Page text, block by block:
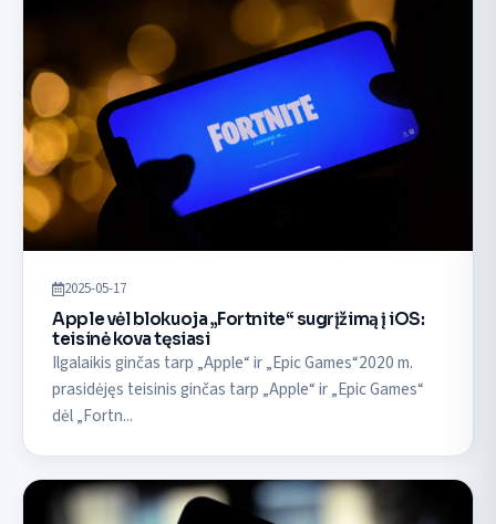
2025-05-17
Apple vėl blokuoja „Fortnite“ sugrįžimą į iOS:
teisinė kova tęsiasi
Ilgalaikis ginčas tarp „Apple“ ir „Epic Games“2020 m.
prasidėjęs teisinis ginčas tarp „Apple“ ir „Epic Games“
dėl „Fortn...